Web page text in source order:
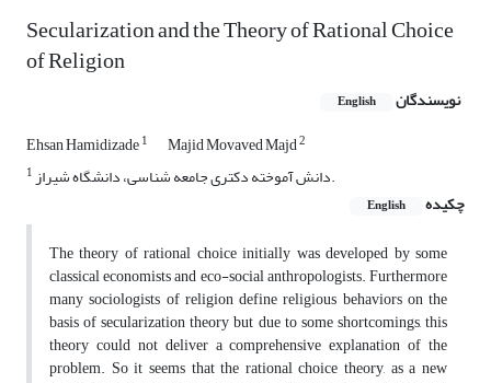
Secularization and the Theory of Rational Choice
of Religion
نویسندگان English
Ehsan Hamidizade1 Majid Movaved Majd2
1
دانش آموخته دکتری جامعه شناسی، دانشگاه شیراز.
چکیده
English
The theory of rational choice initially was developed by some
classical economists and eco-social anthropologists. Furthermore
many sociologists of religion define religious behaviors on the
basis of secularization theory but due to some shortcomings, this
theory could not deliver a comprehensive explanation of the
problem. So it seems that the rational choice theory, as a new